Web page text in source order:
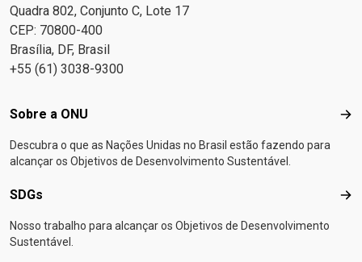
Quadra 802, Conjunto C, Lote 17
CEP: 70800-400
Brasília, DF, Brasil
+55 (61) 3038-9300
Footer menu
Sobre a ONU
Descubra o que as Nações Unidas no Brasil estão fazendo para
alcançar os Objetivos de Desenvolvimento Sustentável.
SDGs
Nosso trabalho para alcançar os Objetivos de Desenvolvimento
Sustentável.